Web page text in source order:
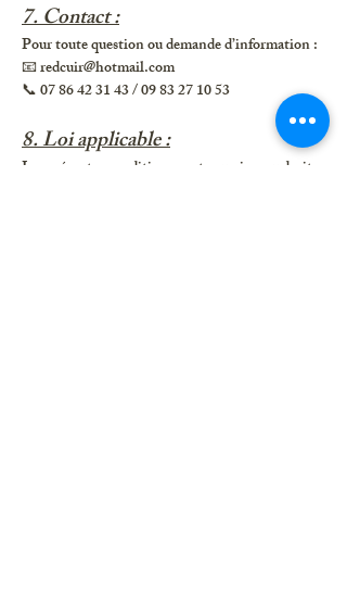
7. Contact :
Pour toute question ou demande d’information :
📧redcuir@hotmail.com
📞 07 86 42 31 43 / 09 83 27 10 53
8. Loi applicable :
Les présentes conditions sont soumises au droit